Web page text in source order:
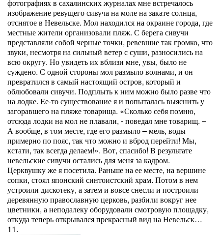
фотографиях в сахалинских журналах мне встречалось
изображение ревущего сивуча на моле на закате солнца,
отснятое в Невельске. Мол находился на окраине города, где
местные жители организовали пляж. С берега сивучи
представляли собой черные точки, ревевшие так громко, что
звуки, несмотря на сильный ветер с суши, разносились на
всю округу. Но увидеть их вблизи мне, увы, было не
суждено. С одной стороны мол размыло волнами, и он
превратился в самый настоящий остров, который и
облюбовали сивучи. Подплыть к ним можно было разве что
на лодке. Ее-то существование я и попыталась выяснить у
загоравшего на пляже товарища. «Сколько себя помню,
отсюда лодки на мол не плавали, - поведал мне товарищ. –
А вообще, в том месте, где его размыло – мель, воды
примерно по пояс, так что можно и вброд перейти! Мы,
кстати, так всегда делаем!». Вот, спасибо! В результате
невельские сивучи остались для меня за кадром.
Церквушку же я посетила. Раньше на ее месте, на вершине
сопки, стоял японский синтоистский храм. Потом в нем
устроили дискотеку, а затем и вовсе снесли и построили
деревянную православную церковь, разбили вокруг нее
цветники, а неподалеку оборудовали смотровую площадку,
откуда теперь открывался прекрасный вид на Невельск…
11.